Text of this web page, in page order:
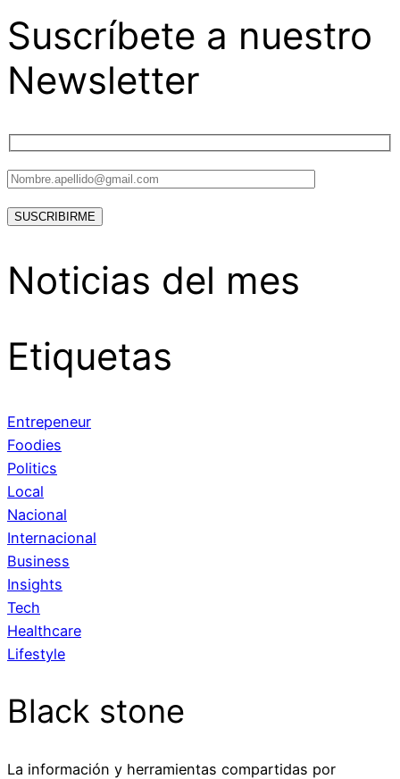
Suscríbete a nuestro
Newsletter
Noticias del mes
Etiquetas
Entrepeneur
Foodies
Politics
Local
Nacional
Internacional
Business
Insights
Tech
Healthcare
Lifestyle
Black stone
La información y herramientas compartidas por